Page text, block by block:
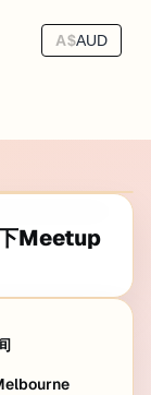
A$AUD
Meetup